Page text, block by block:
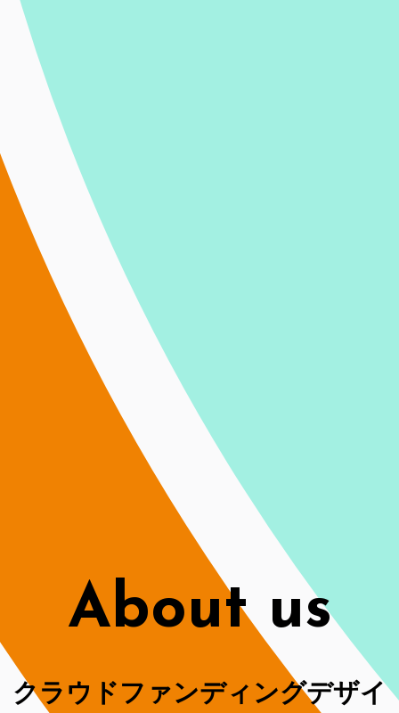
About us
クラウドファンディングデザイ